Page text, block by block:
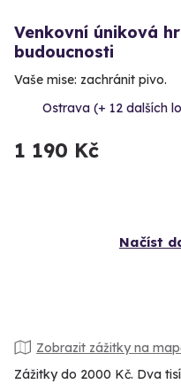
Venkovní úniková
budoucnosti
Vaše mise: zachránit pivo.
Ostrava (+ 12 dalších
1 190 Kč
Načíst
Zobrazit zážitky na
Zážitky do 2000 Kč. Dva